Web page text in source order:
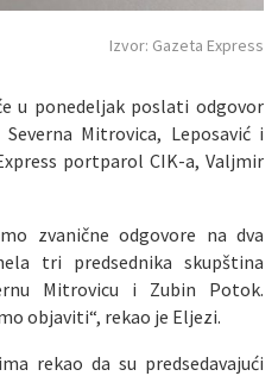
Izvor: Gazeta Express
u ponedeljak poslati odgovor
Mitrovica, Leposavić i
portparol CIK-a, Valjmir
zvanične odgovore na dva
tri predsednika skupština
Mitrovicu i Zubin Potok.
objaviti“, rekao je Eljezi.
rekao da su predsedavajući